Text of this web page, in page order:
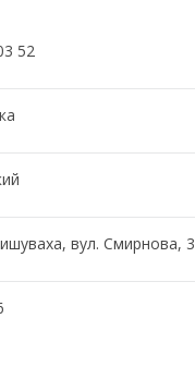
52
вул. Смирнова, 3